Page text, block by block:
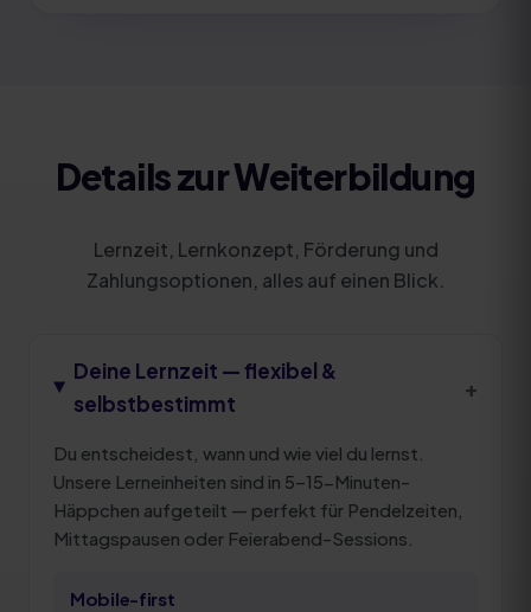
Details zur Weiterbildung
Lernzeit, Lernkonzept, Förderung und
Zahlungsoptionen, alles auf einen Blick.
Deine Lernzeit — flexibel &
selbstbestimmt
+
Du entscheidest, wann und wie viel du lernst.
Unsere Lerneinheiten sind in 5–15-Minuten-
Häppchen aufgeteilt — perfekt für Pendelzeiten,
Mittagspausen oder Feierabend-Sessions.
Mobile-first